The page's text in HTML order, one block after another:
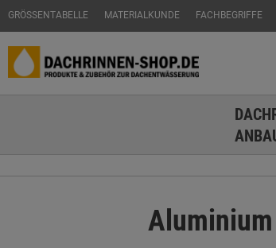
GRÖSSENTABELLE MATERIALKUNDE FACHBEGRIFFE